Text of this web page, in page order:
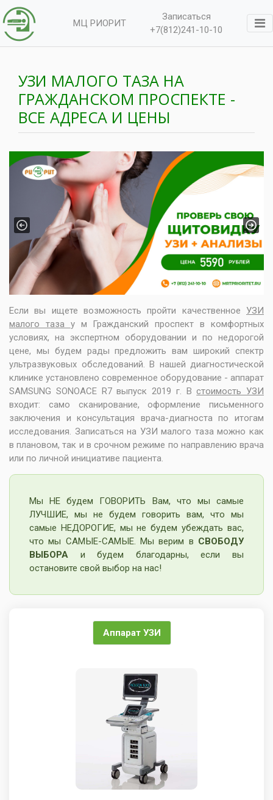
МЦ РИОРИТ
Записаться
+7(812)241-10-10
УЗИ МАЛОГО ТАЗА НА
ГРАЖДАНСКОМ ПРОСПЕКТЕ -
ВСЕ АДРЕСА И ЦЕНЫ
Previous Next
Если вы ищете возможность пройти качественное УЗИ
малого таза у м Гражданский проспект в комфортных
условиях, на экспертном оборудовании и по недорогой
цене, мы будем рады предложить вам широкий спектр
ультразвуковых обследований. В нашей диагностической
клинике установлено современное оборудование - аппарат
SAMSUNG SONOACE R7 выпуск 2019 г. Встоимость УЗИ
входит: само сканирование, оформление письменного
заключения и консультация врача-диагноста по итогам
исследования. Записаться на УЗИ малого таза можно как
в плановом, так и в срочном режиме по направлению врача
или по личной инициативе пациента.
Мы НЕ будем ГОВОРИТЬ Вам, что мы самые
ЛУЧШИЕ, мы не будем говорить вам, что мы
самые НЕДОРОГИЕ, мы не будем убеждать вас,
что мы САМЫЕ-САМЫЕ. Мы верим в СВОБОДУ
ВЫБОРА и будем благодарны, если вы
остановите свой выбор на нас!
Аппарат УЗИ